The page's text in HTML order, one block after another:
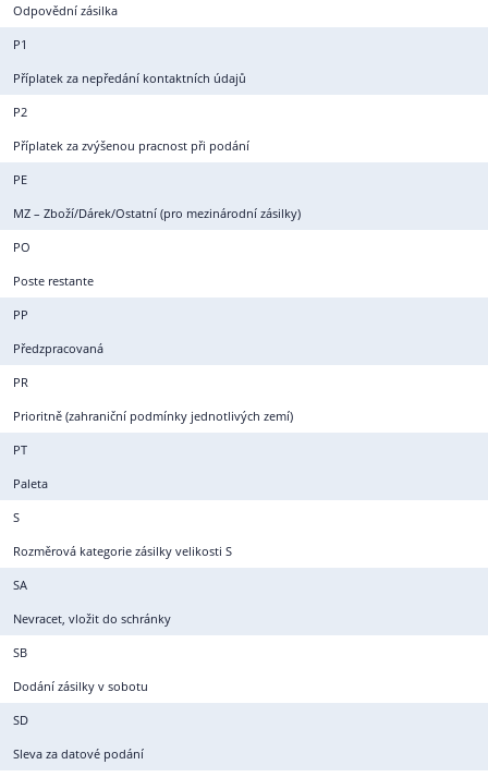
Odpovědní zásilka
P1
Příplatek za nepředání kontaktních údajů
P2
Příplatek za zvýšenou pracnost při podání
PE
MZ – Zboží/Dárek/Ostatní (pro mezinárodní zásilky)
PO
Poste restante
PP
Předzpracovaná
PR
Prioritně (zahraniční podmínky jednotlivých zemí)
PT
Paleta
S
Rozměrová kategorie zásilky velikosti S
SA
Nevracet, vložit do schránky
SB
Dodání zásilky v sobotu
SD
Sleva za datové podání